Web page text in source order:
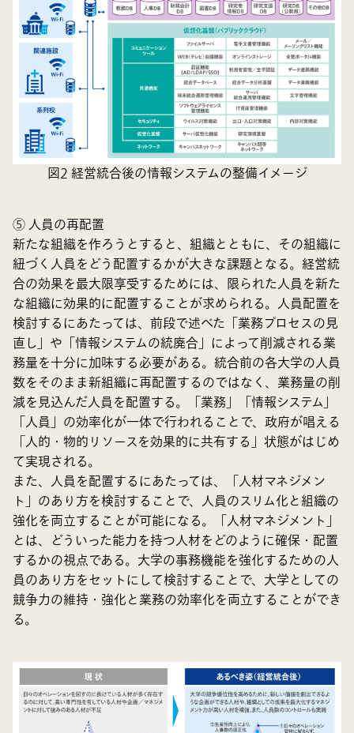
図2 経営統合後の情報システムの整備イメージ
⑤ 人員の再配置
新たな組織を作ろうとすると、組織とともに、その組織に
紐づく人員をどう配置するかが大きな課題となる。経営統
合の効果を最大限享受するためには、限られた人員を新た
な組織に効果的に配置することが求められる。人員配置を
検討するにあたっては、前段で述べた「業務プロセスの見
直し」や「情報システムの統廃合」によって削減される業
務量を十分に加味する必要がある。統合前の各大学の人員
数をそのまま新組織に再配置するのではなく、業務量の削
減を見込んだ人員を配置する。「業務」「情報システム」
「人員」の効率化が一体で行われることで、政府が唱える
「人的・物的リソースを効果的に共有する」状態がはじめ
て実現される。
また、人員を配置するにあたっては、「人材マネジメン
ト」のあり方を検討することで、人員のスリム化と組織の
強化を両立することが可能になる。「人材マネジメント」
とは、どういった能力を持つ人材をどのように確保・配置
するかの視点である。大学の事務機能を強化するための人
員のあり方をセットにして検討することで、大学としての
競争力の維持・強化と業務の効率化を両立することができ
る。